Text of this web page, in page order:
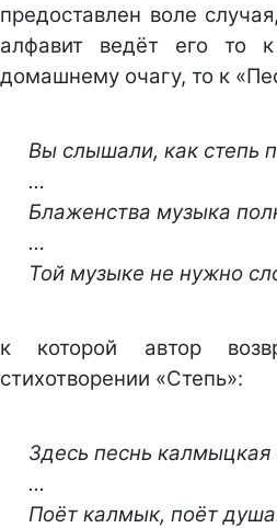
предоставлен воле
алфавит ведёт его то
домашнему очагу, то к
Вы слышали, как степь
…
Блаженства музыка
…
Той музыке не нужно
к которой автор
стихотворении «Степь»:
Здесь песнь
…
Поёт калмык, поёт